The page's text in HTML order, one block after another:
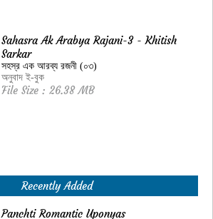
Sahasra Ak Arabya Rajani-3 - Khitish
Sarkar
সহস্র এক আরব্য রজনী (০৩)
অনুবাদ ই-বুক
File Size : 26.38 MB
Recently Added
Panchti Romantic Uponyas